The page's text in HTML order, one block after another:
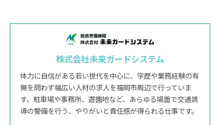
株式会社未来ガードシステム
体力に自信がある若い世代を中心に、学歴や業務経験の有
無を問わず幅広い人材の求人を福岡市周辺で行っていま
す。駐車場や事務所、遊園地など、あらゆる場面で交通誘
導の警備を行う、やりがいと責任感が得られる仕事です。